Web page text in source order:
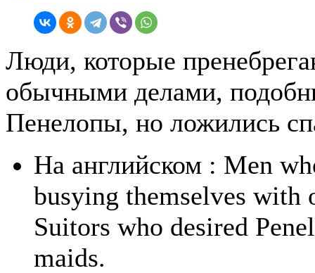
Люди, которые
обычными делами,
Пенелопы, но ложились
На английском : Men
busying themselves
Suitors who desired
maids.